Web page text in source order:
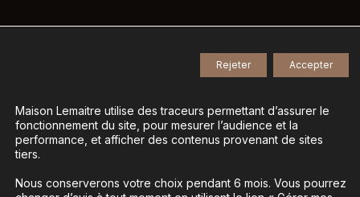
Tous droits réservés -
Mentions légales-
Gestion des données personnelles-
Gérer mes cookies
Maison Lemaitre utilise des traceurs permettant d’assurer le
fonctionnement du site, pour mesurer l’audience et la
performance, et afficher des contenus provenant de sites
tiers.
Nous conserverons votre choix pendant 6 mois. Vous pourrez
Accepter
Rejeter